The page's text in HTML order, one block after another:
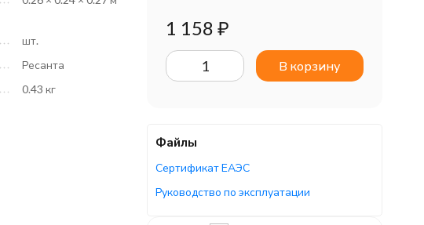
шт.
Ресанта
0.43 кг
1 158 ₽
В корзину
Файлы
Сертификат ЕАЭС
Руководство по эксплуатации